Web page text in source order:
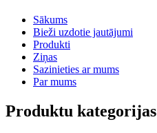
Sākums
Bieži uzdotie jautājumi
Produkti
Ziņas
Sazinieties ar mums
Par mums
Produktu kategorijas